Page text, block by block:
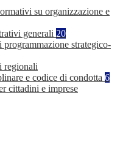
su organizzazione e
generali 20
strategico-
regionali
e codice di condotta 6
cittadini e imprese